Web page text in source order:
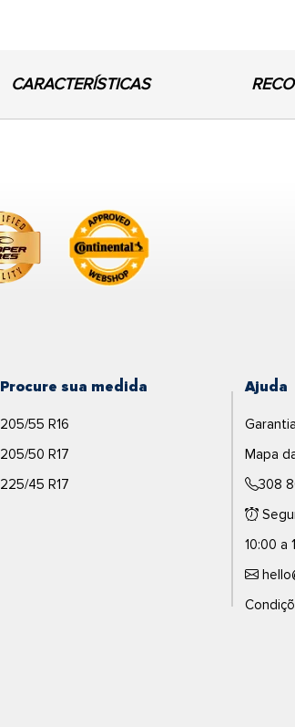
CARACTERÍSTICAS
Procure sua medida
205/55 R16
205/50 R17
225/45 R17
Ajuda
Mapa
308
10:00 a